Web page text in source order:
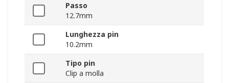
Passo
12.7mm
Lunghezza pin
10.2mm
Tipo pin
Clip a molla